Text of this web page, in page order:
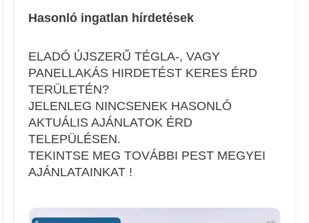
Hasonló ingatlan hírdetések
ELADÓ ÚJSZERŰ TÉGLA-, VAGY
PANELLAKÁS HIRDETÉST KERES ÉRD
TERÜLETÉN?
JELENLEG NINCSENEK HASONLÓ
AKTUÁLIS AJÁNLATOK ÉRD
TELEPÜLÉSEN.
TEKINTSE MEG TOVÁBBI PEST MEGYEI
AJÁNLATAINKAT !